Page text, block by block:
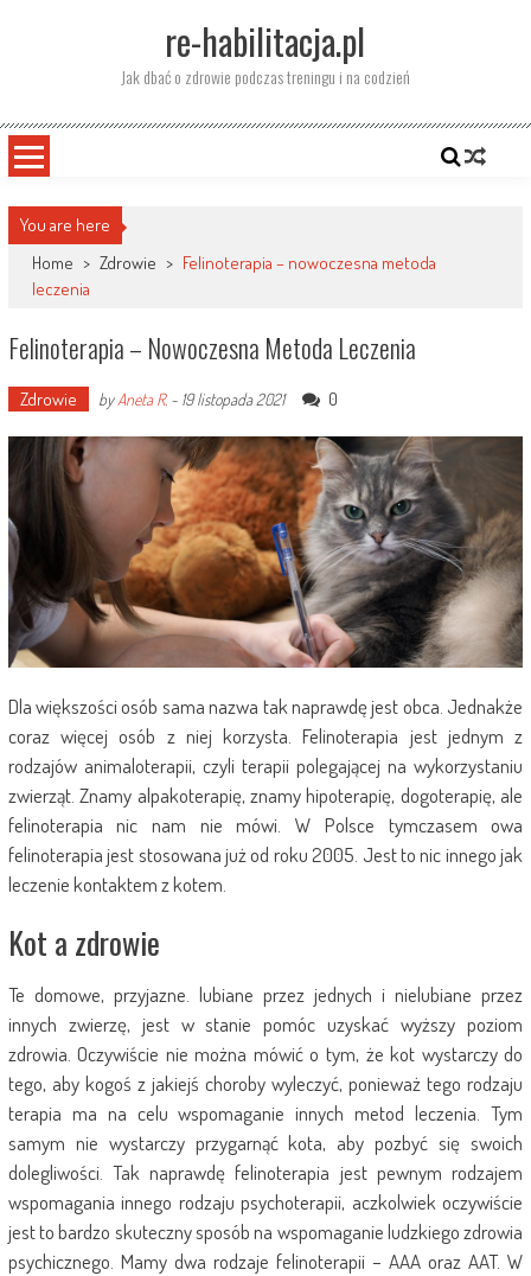
re-habilitacja.pl
Jak dbać o zdrowie podczas treningu i na codzień
You are here
Home > Zdrowie > Felinoterapia – nowoczesna metoda
leczenia
Felinoterapia – Nowoczesna Metoda Leczenia
Zdrowie byAneta R.- 19 listopada 2021 0
Dla większości osób sama nazwa tak naprawdę jest obca. Jednakże
coraz więcej osób z niej korzysta. Felinoterapia jest jednym z
rodzajów animaloterapii, czyli terapii polegającej na wykorzystaniu
zwierząt. Znamy alpakoterapię, znamy hipoterapię, dogoterapię, ale
felinoterapia nic nam nie mówi. W Polsce tymczasem owa
felinoterapia jest stosowana już od roku 2005. Jest to nic innego jak
leczenie kontaktem z kotem.
Kot a zdrowie
Te domowe, przyjazne. lubiane przez jednych i nielubiane przez
innych zwierzę, jest w stanie pomóc uzyskać wyższy poziom
zdrowia. Oczywiście nie można mówić o tym, że kot wystarczy do
tego, aby kogoś z jakiejś choroby wyleczyć, ponieważ tego rodzaju
terapia ma na celu wspomaganie innych metod leczenia. Tym
samym nie wystarczy przygarnąć kota, aby pozbyć się swoich
dolegliwości. Tak naprawdę felinoterapia jest pewnym rodzajem
wspomagania innego rodzaju psychoterapii, aczkolwiek oczywiście
jest to bardzo skuteczny sposób na wspomaganie ludzkiego zdrowia
psychicznego. Mamy dwa rodzaje felinoterapii – AAA oraz AAT. W